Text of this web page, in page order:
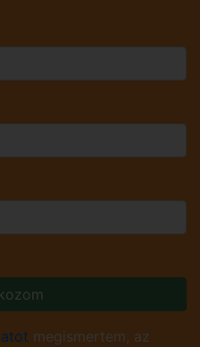
megismertem, az